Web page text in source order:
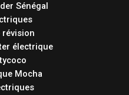
Sénégal
révision
électrique
Mocha